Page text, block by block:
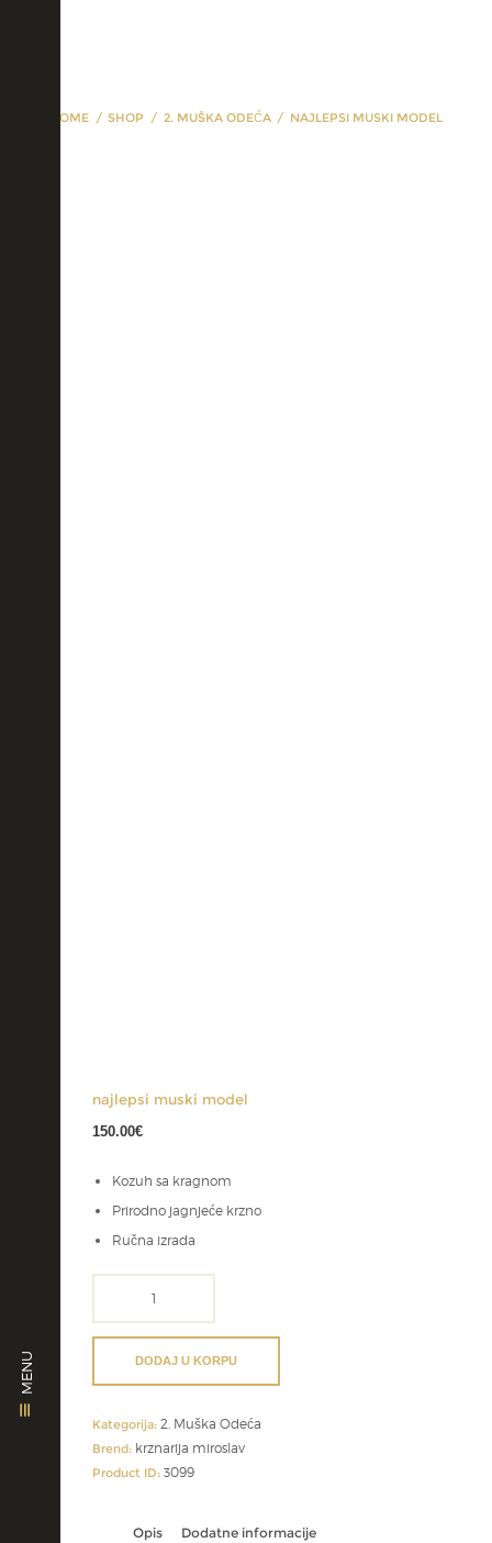
MENU
HOME SHOP 2. MUŠKA ODEĆA NAJLEPSI MUSKI MODEL
najlepsi muski model
150.00€
Kozuh sa kragnom
Prirodno jagnjeće krzno
Ručna izrada
model
količinaDODAJ U KORPU
Kategorija: 2. Muška Odeća
Brend: krznarija miroslav
Product ID: 3099
Opis Dodatne informacije